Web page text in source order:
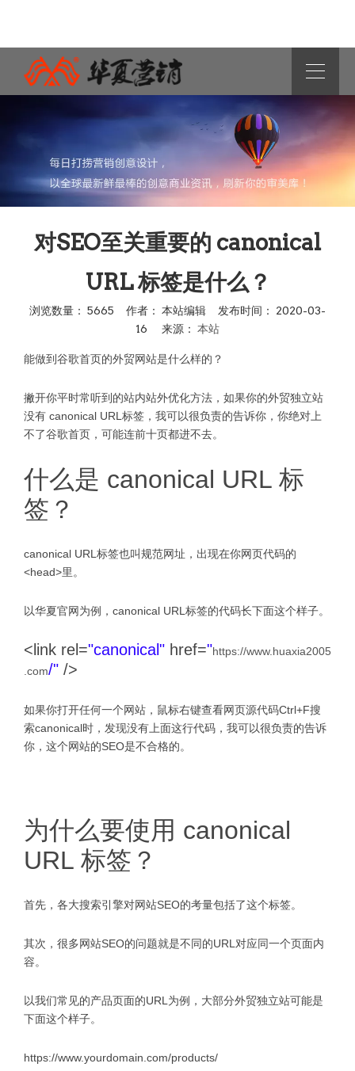
对SEO至关重要的 canonical
URL 标签是什么？
浏览数量： 5665 作者： 本站编辑 发布时间： 2020-03-
16 来源： 本站
能做到谷歌首页的外贸网站是什么样的？
撇开你平时常听到的站内站外优化方法，如果你的外贸独立站
没有 canonical URL标签，我可以很负责的告诉你，你绝对上
不了谷歌首页，可能连前十页都进不去。
什么是 canonical URL 标
签？
canonical URL标签也叫规范网址，出现在你网页代码的
<head>里。
以华夏官网为例，canonical URL标签的代码长下面这个样子。
<link rel="canonical" href="https://www.huaxia2005
.com/" />
如果你打开任何一个网站，鼠标右键查看网页源代码Ctrl+F搜
索canonical时，发现没有上面这行代码，我可以很负责的告诉
你，这个网站的SEO是不合格的。
为什么要使用 canonical
URL 标签？
首先，各大搜索引擎对网站SEO的考量包括了这个标签。
其次，很多网站SEO的问题就是不同的URL对应同一个页面内
容。
以我们常见的产品页面的URL为例，大部分外贸独立站可能是
下面这个样子。
https://www.yourdomain.com/products/